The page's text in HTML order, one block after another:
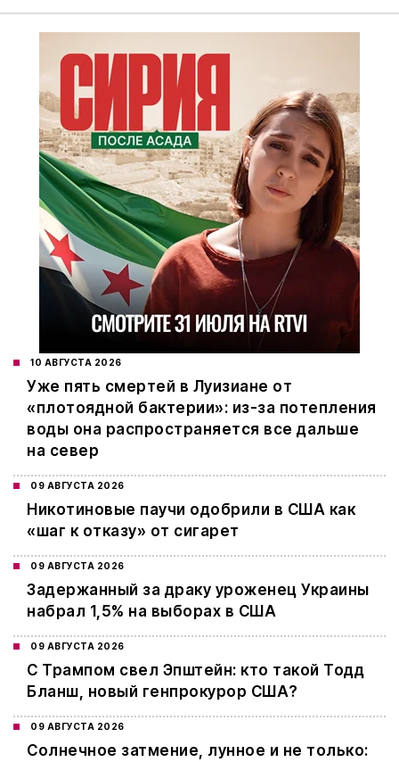
10 АВГУСТА 2026
Уже пять смертей в Луизиане от
«плотоядной бактерии»: из-за потепления
воды она распространяется все дальше
на север
09 АВГУСТА 2026
Никотиновые паучи одобрили в США как
«шаг к отказу» от сигарет
09 АВГУСТА 2026
Задержанный за драку уроженец Украины
набрал 1,5% на выборах в США
09 АВГУСТА 2026
С Трампом свел Эпштейн: кто такой Тодд
Бланш, новый генпрокурор США?
09 АВГУСТА 2026
Cолнечное затмение, лунное и не только: